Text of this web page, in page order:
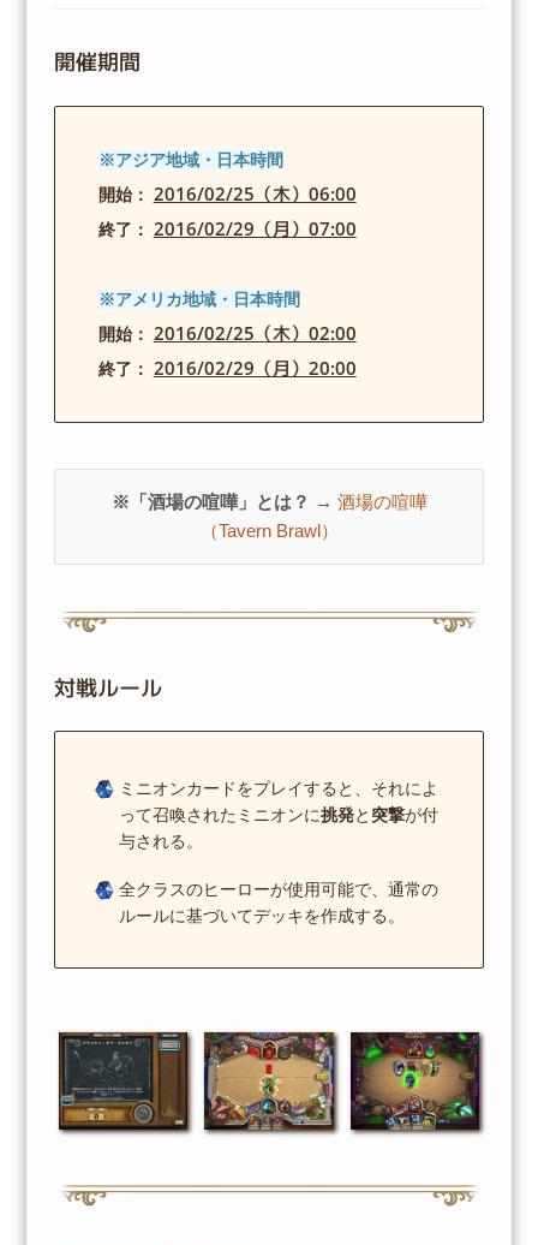
開催期間
※アジア地域・日本時間
開始： 2016/02/25（木）06:00
終了： 2016/02/29（月）07:00
※アメリカ地域・日本時間
開始： 2016/02/25（木）02:00
終了： 2016/02/29（月）20:00
※「酒場の喧嘩」とは？ → 酒場の喧嘩
（Tavern Brawl）
対戦ルール
ミニオンカードをプレイすると、それによ
って召喚されたミニオンに挑発と 突撃が付
与される。
全クラスのヒーローが使用可能で、通常の
ルールに基づいてデッキを作成する。